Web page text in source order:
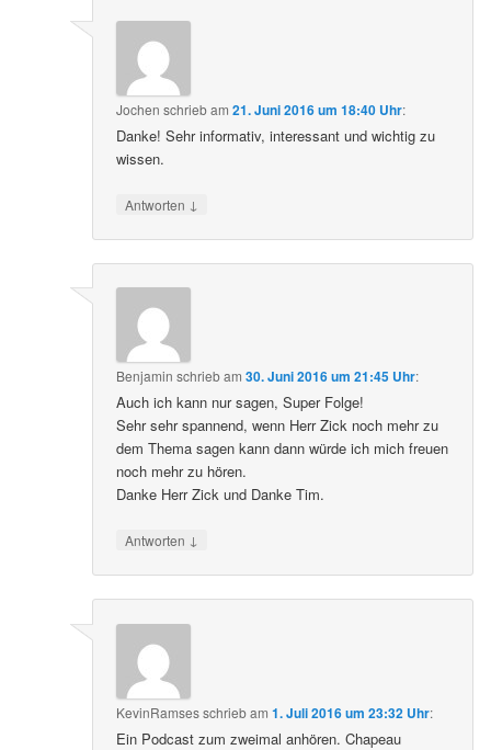
Jochen schriebam21. Juni 2016 um 18:40 Uhr:
Danke! Sehr informativ, interessant und wichtig zu
wissen.
Antworten ↓
Benjamin schriebam30. Juni 2016 um 21:45 Uhr:
Auch ich kann nur sagen, Super Folge!
Sehr sehr spannend, wenn Herr Zick noch mehr zu
dem Thema sagen kann dann würde ich mich freuen
noch mehr zu hören.
Danke Herr Zick und Danke Tim.
Antworten ↓
KevinRamsesschriebam1. Juli 2016 um 23:32 Uhr:
Ein Podcast zum zweimal anhören. Chapeau